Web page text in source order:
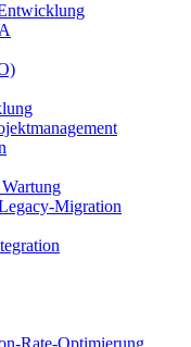
Migration
Rate-Optimierung